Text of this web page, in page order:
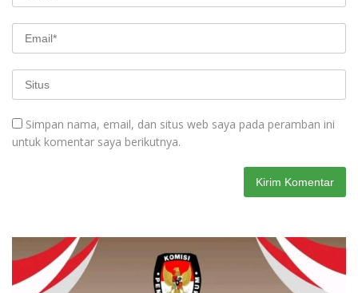
Simpan nama, email, dan situs web saya pada peramban ini
untuk komentar saya berikutnya.